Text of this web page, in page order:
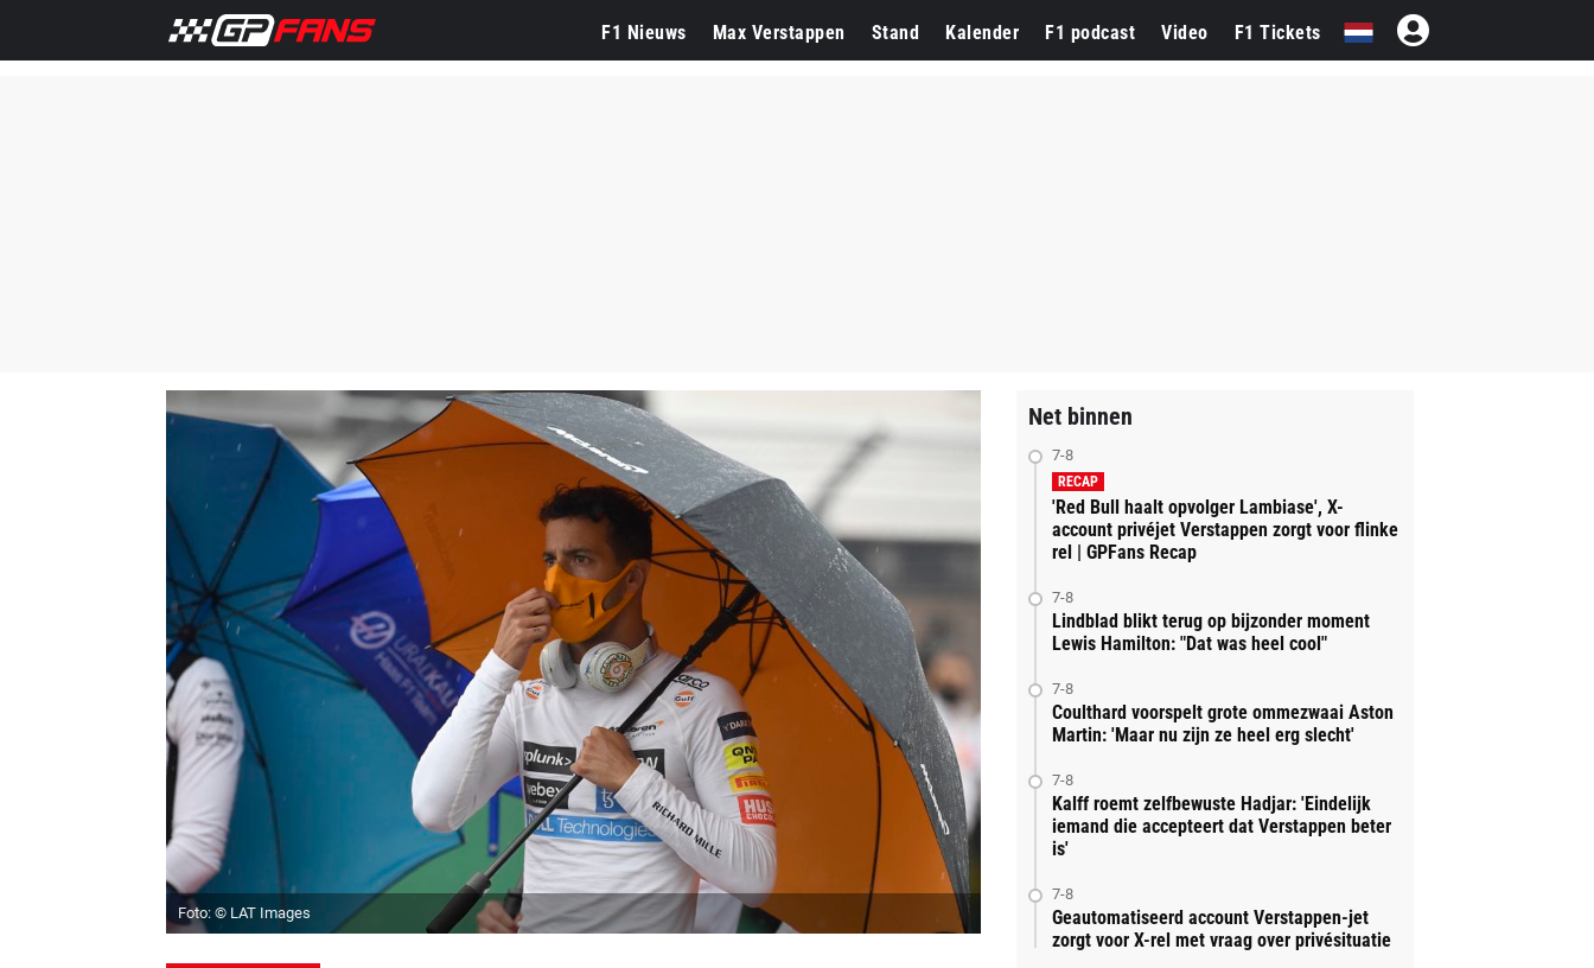
F1 Nieuws Max Verstappen Stand Kalender F1 podcast Video F1 Tickets
Foto: © LAT Images
Net binnen
7-8
RECAP
'Red Bull haalt opvolger Lambiase', X-
account privéjet Verstappen zorgt voor flinke
rel | GPFans Recap
7-8
Lindblad blikt terug op bijzonder moment
Lewis Hamilton: "Dat was heel cool"
7-8
Coulthard voorspelt grote ommezwaai Aston
Martin: 'Maar nu zijn ze heel erg slecht'
7-8
Kalff roemt zelfbewuste Hadjar: 'Eindelijk
iemand die accepteert dat Verstappen beter
is'
7-8
Geautomatiseerd account Verstappen-jet
zorgt voor X-rel met vraag over privésituatie